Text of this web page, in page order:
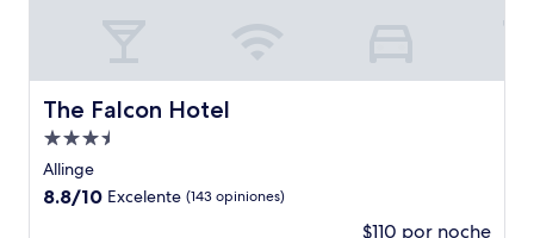
The Falcon Hotel
The Falcon Hotel
Propiedad
de
3.5
Allinge
8.8
8.8/10 Excelente (143 opiniones)
$110 por noche